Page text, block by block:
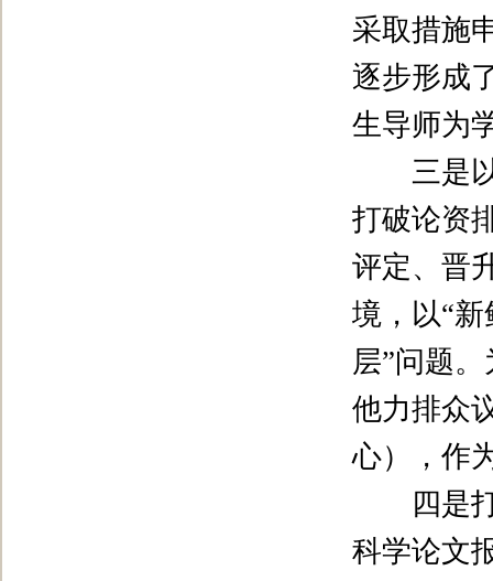
采取措施
逐步形成
生导师为
三是以
打破论资
评定、晋
境，以“新
层”问题
他力排众
心），作
四是打
科学论文